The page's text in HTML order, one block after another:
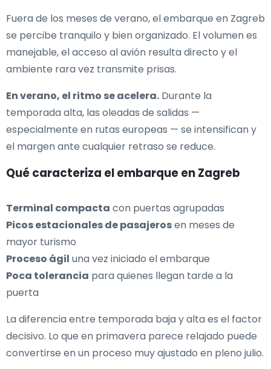
Fuera de los meses de verano, el embarque en Zagreb
se percibe tranquilo y bien organizado. El volumen es
manejable, el acceso al avión resulta directo y el
ambiente rara vez transmite prisas.
En verano, el ritmo se acelera. Durante la
temporada alta, las oleadas de salidas —
especialmente en rutas europeas — se intensifican y
el margen ante cualquier retraso se reduce.
Qué caracteriza el embarque en Zagreb
Terminal compacta con puertas agrupadas
Picos estacionales de pasajerosen meses de
mayor turismo
Proceso ágil una vez iniciado el embarque
Poca tolerancia para quienes llegan tarde a la
puerta
La diferencia entre temporada baja y alta es el factor
decisivo. Lo que en primavera parece relajado puede
convertirse en un proceso muy ajustado en pleno julio.